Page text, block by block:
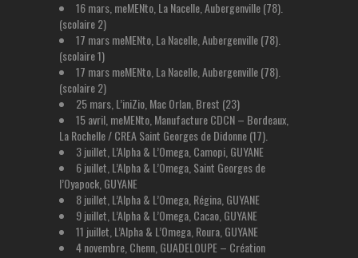
16 mars, meMENto, La Nacelle, Aubergenville (78).
(scolaire 2)
17 mars meMENto, La Nacelle, Aubergenville (78).
(scolaire 1)
17 mars meMENto, La Nacelle, Aubergenville (78).
(scolaire 2)
25 mars, L’iniZio, Mac Orlan, Brest (23)
15 avril, meMENto, Manufacture CDCN – Bordeaux,
La Rochelle / CREA Saint Georges de Didonne (17).
3 juillet, L’Alpha & L’Omega, Camopi, GUYANE
6 juillet, L’Alpha & L’Omega, Saint Georges de
l’Oyapock, GUYANE
8 juillet, L’Alpha & L’Omega, Régina, GUYANE
9 juillet, L’Alpha & L’Omega, Cacao, GUYANE
11 juillet, L’Alpha & L’Omega, Roura, GUYANE
4 novembre, Chenn, GUADELOUPE – Création